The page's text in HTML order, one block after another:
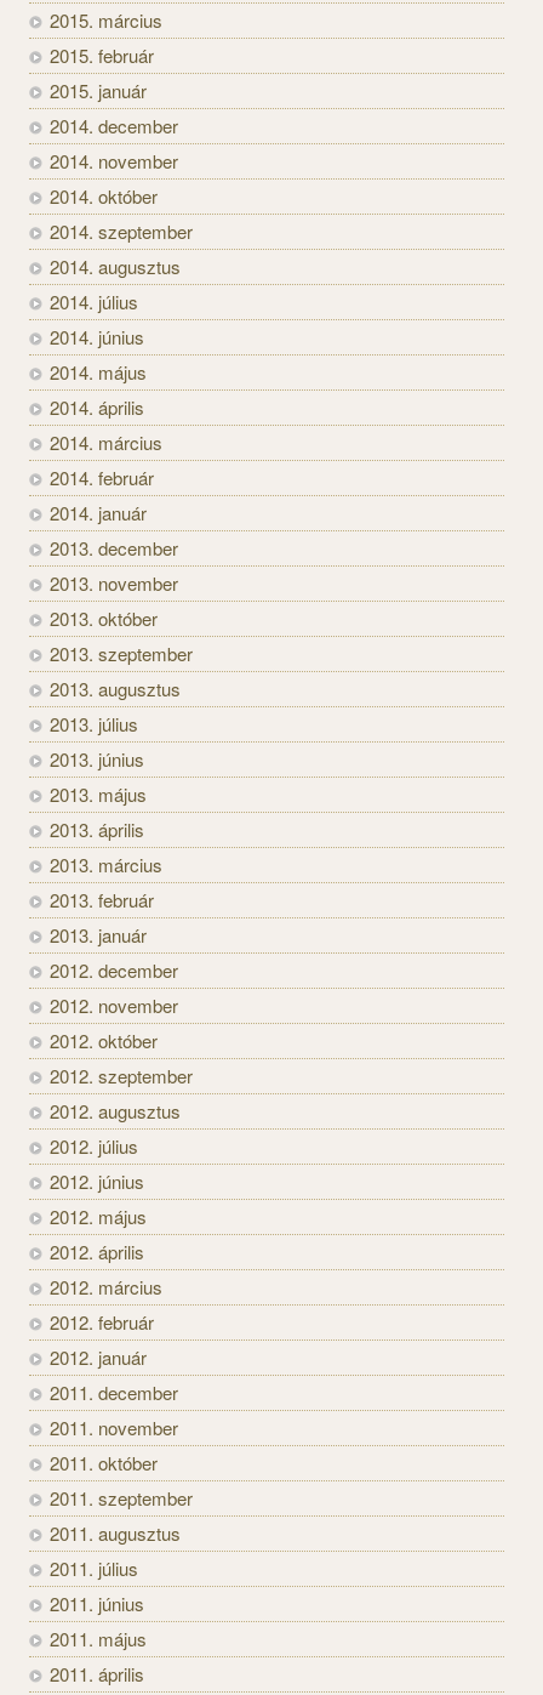
2015. március
2015. február
2015. január
2014. december
2014. november
2014. október
2014. szeptember
2014. augusztus
2014. július
2014. június
2014. május
2014. április
2014. március
2014. február
2014. január
2013. december
2013. november
2013. október
2013. szeptember
2013. augusztus
2013. július
2013. június
2013. május
2013. április
2013. március
2013. február
2013. január
2012. december
2012. november
2012. október
2012. szeptember
2012. augusztus
2012. július
2012. június
2012. május
2012. április
2012. március
2012. február
2012. január
2011. december
2011. november
2011. október
2011. szeptember
2011. augusztus
2011. július
2011. június
2011. május
2011. április